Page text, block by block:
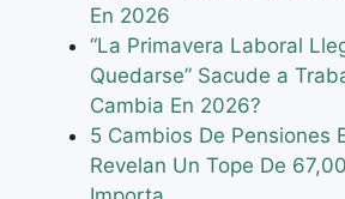
En 2026
“La Primavera Laboral
Quedarse” Sacude a
Cambia En 2026?
5 Cambios De Pensiones
Revelan Un Tope De